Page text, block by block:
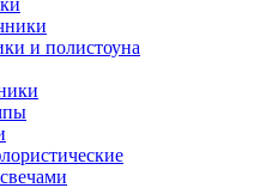
и полистоуна